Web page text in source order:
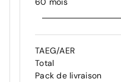
TAEG/AER
Total
Pack de livraison